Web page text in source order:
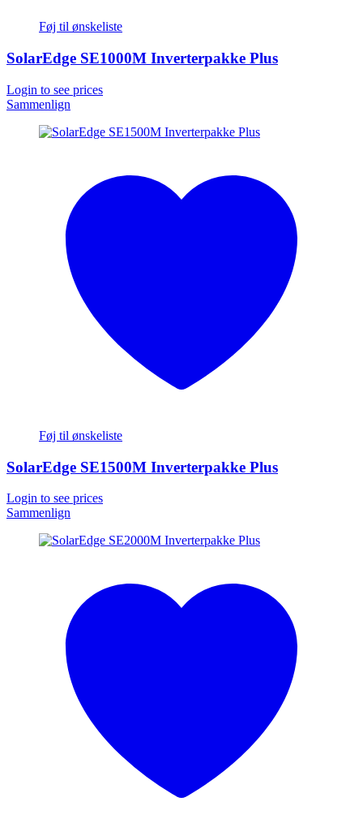
Føj til ønskeliste
SolarEdge SE1000M Inverterpakke Plus
Login to see prices
Sammenlign
Føj til ønskeliste
SolarEdge SE1500M Inverterpakke Plus
Login to see prices
Sammenlign